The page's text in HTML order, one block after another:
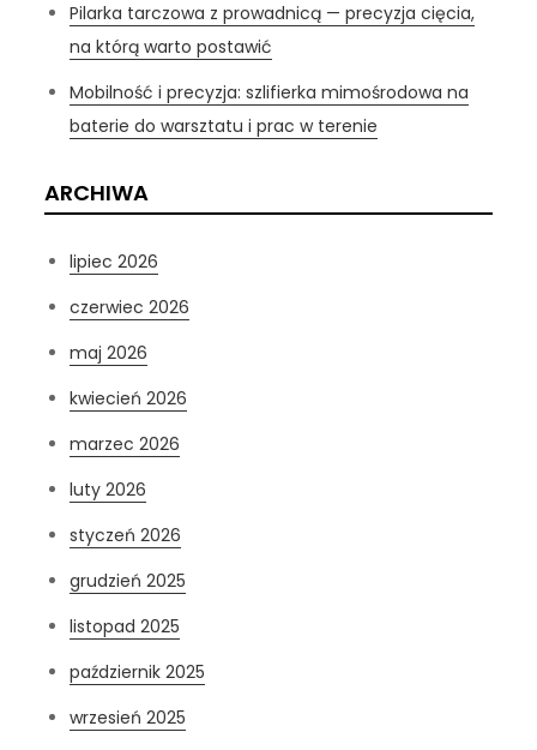
Pilarka tarczowa z prowadnicą — precyzja cięcia,
na którą warto postawić
Mobilność i precyzja: szlifierka mimośrodowa na
baterie do warsztatu i prac w terenie
ARCHIWA
lipiec 2026
czerwiec 2026
maj 2026
kwiecień 2026
marzec 2026
luty 2026
styczeń 2026
grudzień 2025
listopad 2025
październik 2025
wrzesień 2025